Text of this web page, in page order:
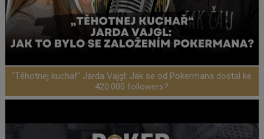
"Těhotnej kuchař" Jarda Vajgl: Jak se od Pokermana dostal ke
420.000 followers?